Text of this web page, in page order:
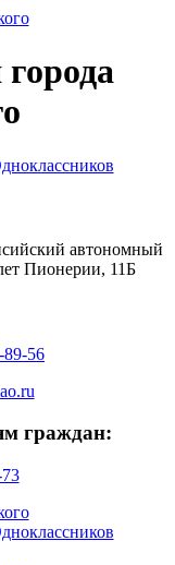
автономный
Пионерии, 11Б
89-56
граждан: